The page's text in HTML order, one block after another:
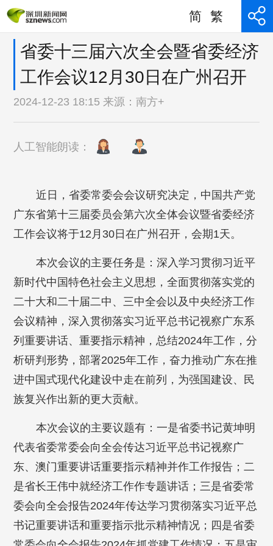
简 繁
省委十三届六次全会暨省委经济
工作会议12月30日在广州召开
2024-12-23 18:15 来源：南方+
人工智能朗读：
近日，省委常委会会议研究决定，中国共产党
广东省第十三届委员会第六次全体会议暨省委经济
工作会议将于12月30日在广州召开，会期1天。
本次会议的主要任务是：深入学习贯彻习近平
新时代中国特色社会主义思想，全面贯彻落实党的
二十大和二十届二中、三中全会以及中央经济工作
会议精神，深入贯彻落实习近平总书记视察广东系
列重要讲话、重要指示精神，总结2024年工作，分
析研判形势，部署2025年工作，奋力推动广东在推
进中国式现代化建设中走在前列，为强国建设、民
族复兴作出新的更大贡献。
本次会议的主要议题有：一是省委书记黄坤明
代表省委常委会向全会传达习近平总书记视察广
东、澳门重要讲话重要指示精神并作工作报告；二
是省长王伟中就经济工作作专题讲话；三是省委常
委会向全会报告2024年传达学习贯彻落实习近平总
书记重要讲话和重要指示批示精神情况；四是省委